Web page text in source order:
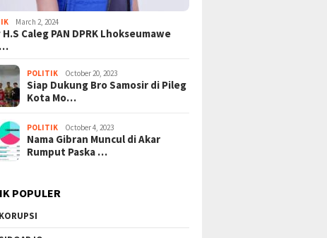
KPK Bongkar Lapisan Baru
Skandal Suap Pajak: Dolar AS
Disita di Tangerang, Jaringan
Tangisan Gaza di Tengah
March 2, 2024
Caleg PAN DPRK Lhokseumawe
POLITIK October 20, 2023
Siap Dukung Bro Samosir di Pileg
Kota Mo…
POLITIK October 4, 2023
Nama Gibran Muncul di Akar
Rumput Paska …
POPULER
KORUPSI